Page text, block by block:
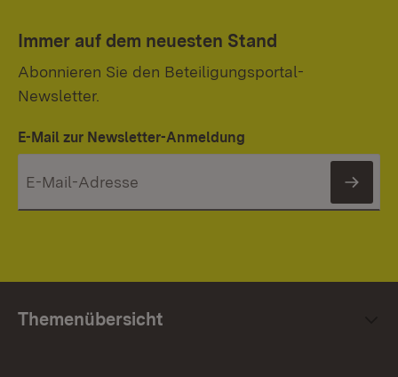
Immer auf dem neuesten Stand
Abonnieren Sie den Beteiligungsportal-
Newsletter.
E-Mail zur Newsletter-Anmeldung
Themenübersicht